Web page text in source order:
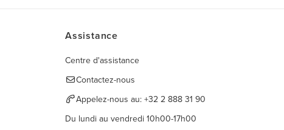
Assistance
Centre d'assistance
Contactez-nous
Appelez-nous au: +32 2 888 31 90
Du lundi au vendredi 10h00-17h00